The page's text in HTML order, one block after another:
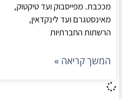
מככבת. מפייסבוק ועד טיקטוק,
מאינסטגרם ועד לינקדאין,
הרשתות החברתיות
המשך קריאה »